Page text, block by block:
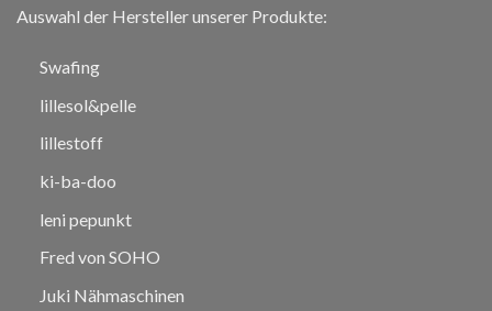
Auswahl der Hersteller unserer Produkte:
Swafing
lillesol&pelle
lillestoff
ki-ba-doo
leni pepunkt
Fred von SOHO
Juki Nähmaschinen